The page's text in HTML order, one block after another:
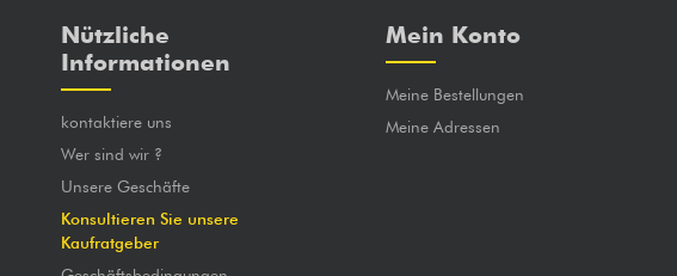
Nützliche
Informationen
kontaktiere uns
Wer sind wir ?
Unsere Geschäfte
Konsultieren Sie unsere
Kaufratgeber
Mein Konto
Meine Bestellungen
Meine Adressen